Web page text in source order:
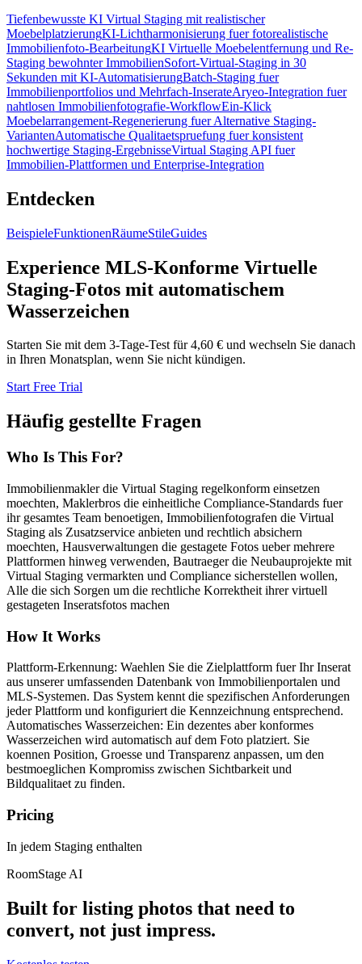
Tiefenbewusste KI Virtual Staging mit realistischer
MoebelplatzierungKI-Lichtharmonisierung fuer fotorealistische
Immobilienfoto-BearbeitungKI Virtuelle Moebelentfernung und Re-
Staging bewohnter ImmobilienSofort-Virtual-Staging in 30
Sekunden mit KI-AutomatisierungBatch-Staging fuer
Immobilienportfolios und Mehrfach-InserateAryeo-Integration fuer
nahtlosen Immobilienfotografie-WorkflowEin-Klick
Moebelarrangement-Regenerierung fuer Alternative Staging-
VariantenAutomatische Qualitaetspruefung fuer konsistent
hochwertige Staging-ErgebnisseVirtual Staging API fuer
Immobilien-Plattformen und Enterprise-Integration
Entdecken
BeispieleFunktionenRäumeStileGuides
Experience MLS-Konforme Virtuelle
Staging-Fotos mit automatischem
Wasserzeichen
Starten Sie mit dem 3-Tage-Test für 4,60 € und wechseln Sie danach
in Ihren Monatsplan, wenn Sie nicht kündigen.
Start Free Trial
Häufig gestellte Fragen
Who Is This For?
Immobilienmakler die Virtual Staging regelkonform einsetzen
moechten, Maklerbros die einheitliche Compliance-Standards fuer
ihr gesamtes Team benoetigen, Immobilienfotografen die Virtual
Staging als Zusatzservice anbieten und rechtlich absichern
moechten, Hausverwaltungen die gestagete Fotos ueber mehrere
Plattformen hinweg verwenden, Bautraeger die Neubauprojekte mit
Virtual Staging vermarkten und Compliance sicherstellen wollen,
Alle die sich Sorgen um die rechtliche Korrektheit ihrer virtuell
gestageten Inseratsfotos machen
How It Works
Plattform-Erkennung: Waehlen Sie die Zielplattform fuer Ihr Inserat
aus unserer umfassenden Datenbank von Immobilienportalen und
MLS-Systemen. Das System kennt die spezifischen Anforderungen
jeder Plattform und konfiguriert die Kennzeichnung entsprechend.
Automatisches Wasserzeichen: Ein dezentes aber konformes
Wasserzeichen wird automatisch auf dem Foto platziert. Sie
koennen Position, Groesse und Transparenz anpassen, um den
bestmoeglichen Kompromiss zwischen Sichtbarkeit und
Bildqualitaet zu finden.
Pricing
In jedem Staging enthalten
RoomStage AI
Built for listing photos that need to
convert, not just impress.